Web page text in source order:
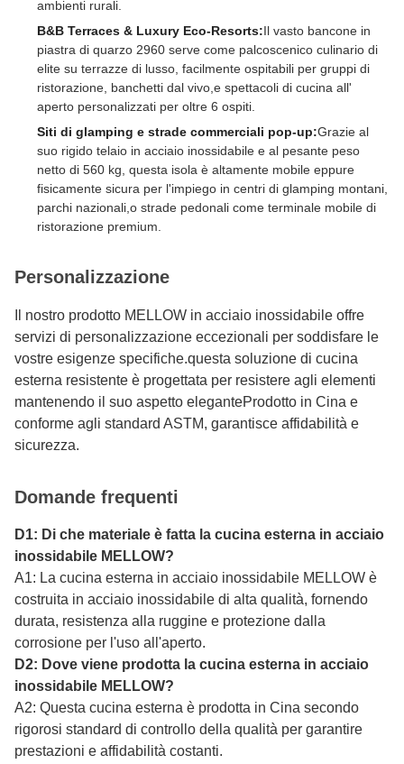
ambienti rurali.
B&B Terraces & Luxury Eco-Resorts:Il vasto bancone in
piastra di quarzo 2960 serve come palcoscenico culinario di
elite su terrazze di lusso, facilmente ospitabili per gruppi di
ristorazione, banchetti dal vivo,e spettacoli di cucina all'
aperto personalizzati per oltre 6 ospiti.
Siti di glamping e strade commerciali pop-up:Grazie al
suo rigido telaio in acciaio inossidabile e al pesante peso
netto di 560 kg, questa isola è altamente mobile eppure
fisicamente sicura per l'impiego in centri di glamping montani,
parchi nazionali,o strade pedonali come terminale mobile di
ristorazione premium.
Personalizzazione
Il nostro prodotto MELLOW in acciaio inossidabile offre
servizi di personalizzazione eccezionali per soddisfare le
vostre esigenze specifiche.questa soluzione di cucina
esterna resistente è progettata per resistere agli elementi
mantenendo il suo aspetto eleganteProdotto in Cina e
conforme agli standard ASTM, garantisce affidabilità e
sicurezza.
Domande frequenti
D1: Di che materiale è fatta la cucina esterna in acciaio
inossidabile MELLOW?
A1: La cucina esterna in acciaio inossidabile MELLOW è
costruita in acciaio inossidabile di alta qualità, fornendo
durata, resistenza alla ruggine e protezione dalla
corrosione per l'uso all'aperto.
D2: Dove viene prodotta la cucina esterna in acciaio
inossidabile MELLOW?
A2: Questa cucina esterna è prodotta in Cina secondo
rigorosi standard di controllo della qualità per garantire
prestazioni e affidabilità costanti.